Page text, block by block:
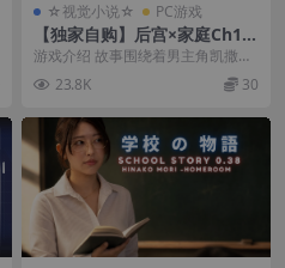
☆视觉小说☆ PC游戏
【独家自购】后宫×家庭Ch1官
中步兵版【PC+安卓+亚洲风S
LG/新作】/Harem x Family
【774M】【会员专享】
游戏介绍 故事围绕着男主角凯撒展
开，以及在他父亲突然失踪后，住
在他家中的那些美丽...
23.8K 30